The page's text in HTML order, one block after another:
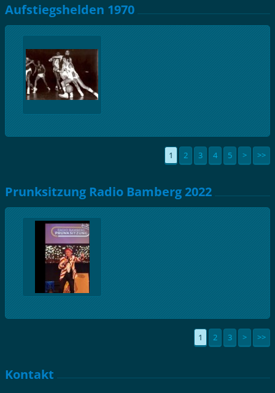
Aufstiegshelden 1970
1 2 3 4 5 > >>
Prunksitzung Radio Bamberg 2022
1 2 3 > >>
Kontakt